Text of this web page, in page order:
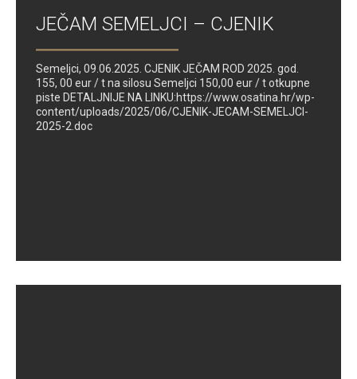
JEČAM SEMELJCI – CJENIK
Semeljci, 09.06.2025. CJENIK JEČAM ROD 2025. god.
155, 00 eur / t na silosu Semeljci 150,00 eur / t otkupne
piste DETALJNIJE NA LINKU:https://www.osatina.hr/wp-
content/uploads/2025/06/CJENIK-JECAM-SEMELJCI-
2025-2.doc